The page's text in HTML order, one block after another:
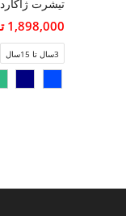
1,898,000 تومان
3سال تا 15سال